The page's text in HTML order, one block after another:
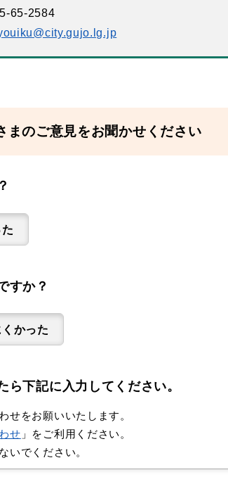
65-2584
まのご意見をお聞かせください
すか？
かった
下記に入力してください。
せをお願いいたします。
せ 」をご利用ください。
いでください。